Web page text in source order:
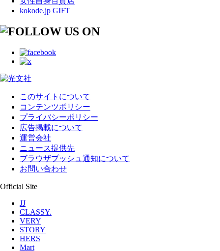
kokode.jp GIFT
このサイトについて
コンテンツポリシー
プライバシーポリシー
広告掲載について
運営会社
ニュース提供先
ブラウザプッシュ通知について
お問い合わせ
Official Site
JJ
CLASSY.
VERY
STORY
HERS
Mart